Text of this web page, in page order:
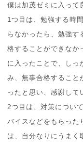
僕は加茂ゼミに入って
1つ目は、勉強する時
らなかったら、勉強す
格することができなか
に入ったことで、しっ
み、無事合格すること
ったと思い、感謝して
2つ目は、対策につい
バイスなどをもらった
は、自分なりにうまく